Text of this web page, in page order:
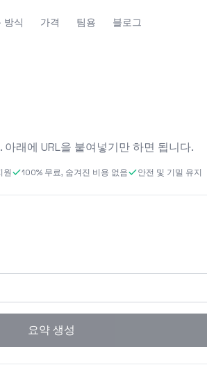
방식 가격 팀용 블로그
래에 URL을 붙여넣기만 하면 됩니다.
원 100% 무료, 숨겨진 비용 없음 안전 및 기밀 유지
요약 생성